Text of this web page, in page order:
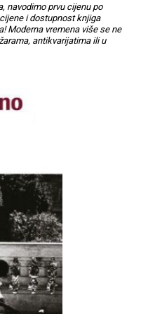
navodimo prvu cijenu po
i dostupnost knjiga
Moderna vremena više se ne
antikvarijatima ili u